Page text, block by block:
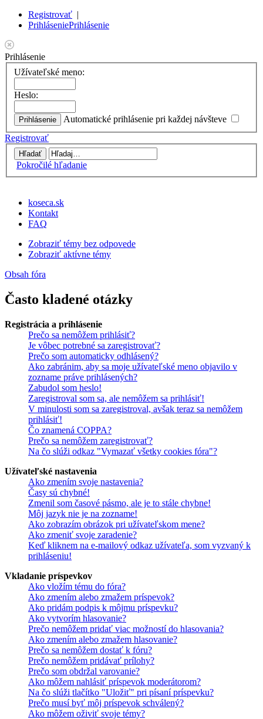
Registrovať |
PrihláseniePrihlásenie
Prihlásenie
Užívateľské meno:
Heslo:
Automatické prihlásenie pri každej návšteve
Registrovať
Pokročilé hľadanie
koseca.sk
Kontakt
FAQ
Zobraziť témy bez odpovede
Zobraziť aktívne témy
Obsah fóra
Často kladené otázky
Registrácia a prihlásenie
Prečo sa nemôžem prihlásiť?
Je vôbec potrebné sa zaregistrovať?
Prečo som automaticky odhlásený?
Ako zabránim, aby sa moje užívateľské meno objavilo v
zozname práve prihlásených?
Zabudol som heslo!
Zaregistroval som sa, ale nemôžem sa prihlásiť!
V minulosti som sa zaregistroval, avšak teraz sa nemôžem
prihlásiť!
Čo znamená COPPA?
Prečo sa nemôžem zaregistrovať?
Na čo slúži odkaz "Vymazať všetky cookies fóra"?
Užívateľské nastavenia
Ako zmením svoje nastavenia?
Časy sú chybné!
Zmenil som časové pásmo, ale je to stále chybne!
Môj jazyk nie je na zozname!
Ako zobrazím obrázok pri užívateľskom mene?
Ako zmeniť svoje zaradenie?
Keď kliknem na e-mailový odkaz užívateľa, som vyzvaný k
prihláseniu!
Vkladanie príspevkov
Ako vložím tému do fóra?
Ako zmením alebo zmažem príspevok?
Ako pridám podpis k môjmu príspevku?
Ako vytvorím hlasovanie?
Prečo nemôžem pridať viac možností do hlasovania?
Ako zmením alebo zmažem hlasovanie?
Prečo sa nemôžem dostať k fóru?
Prečo nemôžem pridávať prílohy?
Prečo som obdržal varovanie?
Ako môžem nahlásiť príspevok moderátorom?
Na čo slúži tlačítko "Uložiť" pri písaní príspevku?
Prečo musí byť môj príspevok schválený?
Ako môžem oživiť svoje témy?